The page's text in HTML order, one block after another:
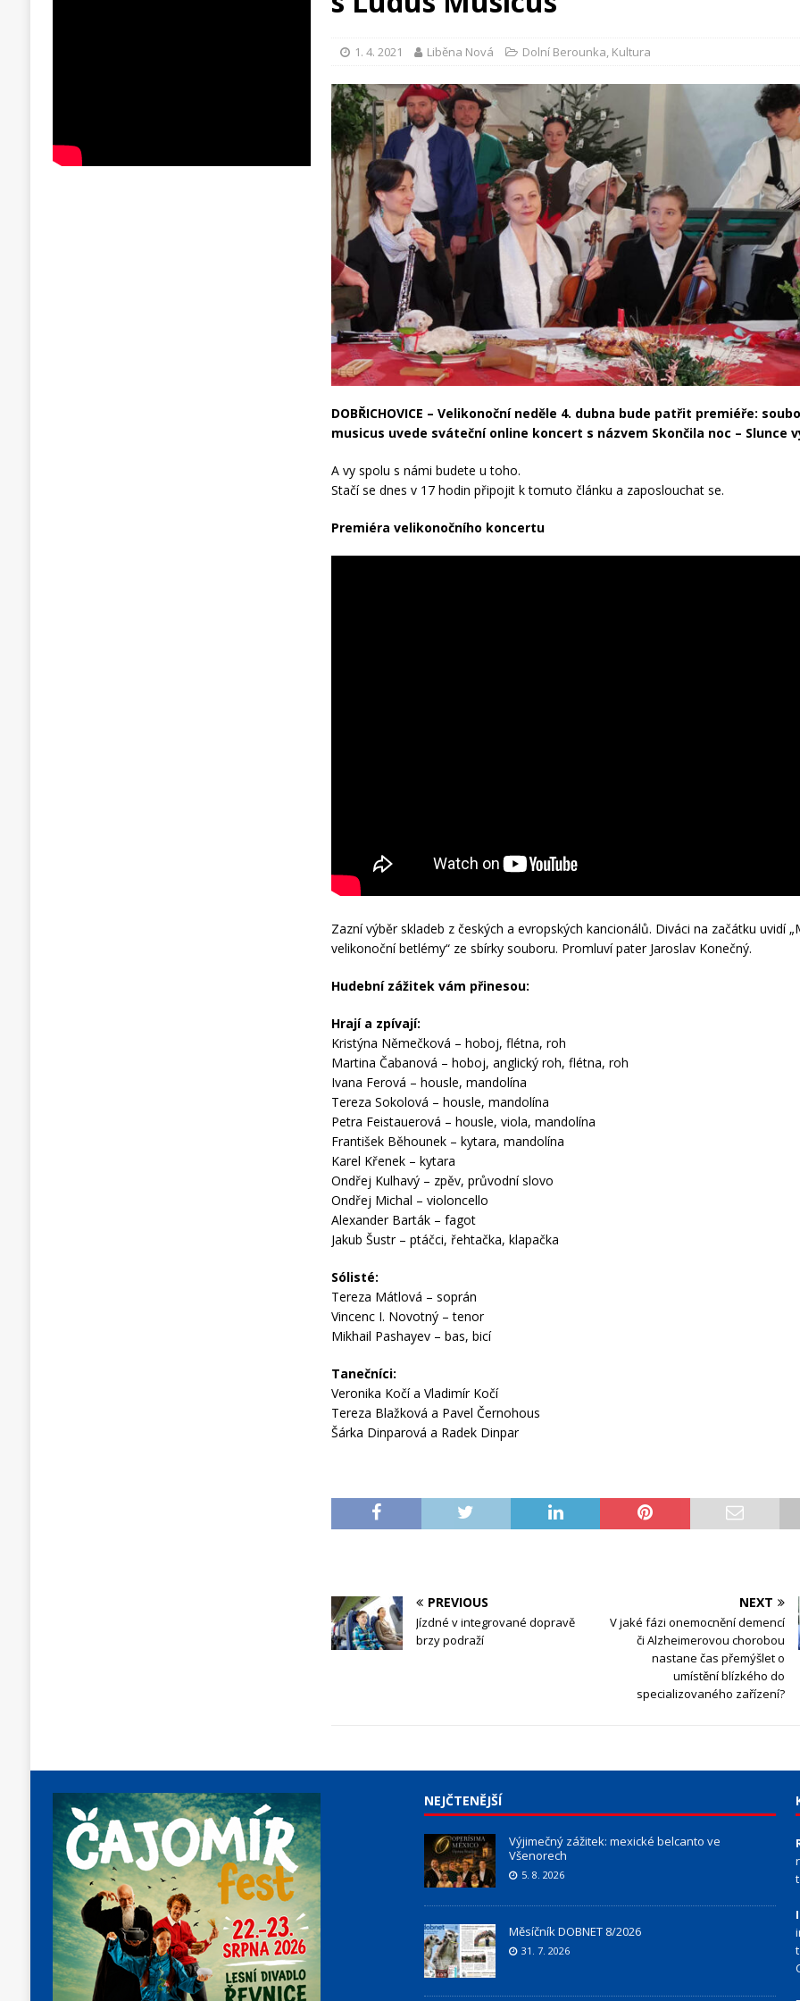
1. 4. 2021 Liběna Nová Dolní Berounka, Kultura
DOBŘICHOVICE – Velikonoční neděle 4. dubna bude patřit premiéře:
musicus uvede sváteční online koncert s názvem Skončila noc – Slunce
A vy spolu s námi budete u toho.
Stačí se dnes v 17 hodin připojit k tomuto článku a zaposlouchat se.
Premiéra velikonočního koncertu
Zazní výběr skladeb z českých a evropských kancionálů. Diváci na začátku uvidí
velikonoční betlémy“ ze sbírky souboru. Promluví pater Jaroslav Konečný.
Hudební zážitek vám přinesou:
Hrají a zpívají:
Kristýna Němečková – hoboj, flétna, roh
Martina Čabanová – hoboj, anglický roh, flétna, roh
Ivana Ferová – housle, mandolína
Tereza Sokolová – housle, mandolína
Petra Feistauerová – housle, viola, mandolína
František Běhounek – kytara, mandolína
Karel Křenek – kytara
Ondřej Kulhavý – zpěv, průvodní slovo
Ondřej Michal – violoncello
Alexander Barták – fagot
Jakub Šustr – ptáčci, řehtačka, klapačka
Sólisté:
Tereza Mátlová – soprán
Vincenc I. Novotný – tenor
Mikhail Pashayev – bas, bicí
Tanečníci:
Veronika Kočí a Vladimír Kočí
Tereza Blažková a Pavel Černohous
Šárka Dinparová a Radek Dinpar
PREVIOUS
Jízdné v integrované dopravě
brzy podraží
NEXT
V jaké fázi onemocnění demencí
či Alzheimerovou chorobou
nastane čas přemýšlet o
umístění blízkého do
specializovaného zařízení?
NEJČTENĚJŠÍ
Výjimečný zážitek: mexické belcanto ve
Všenorech
5. 8. 2026
Měsíčník DOBNET 8/2026
31. 7. 2026